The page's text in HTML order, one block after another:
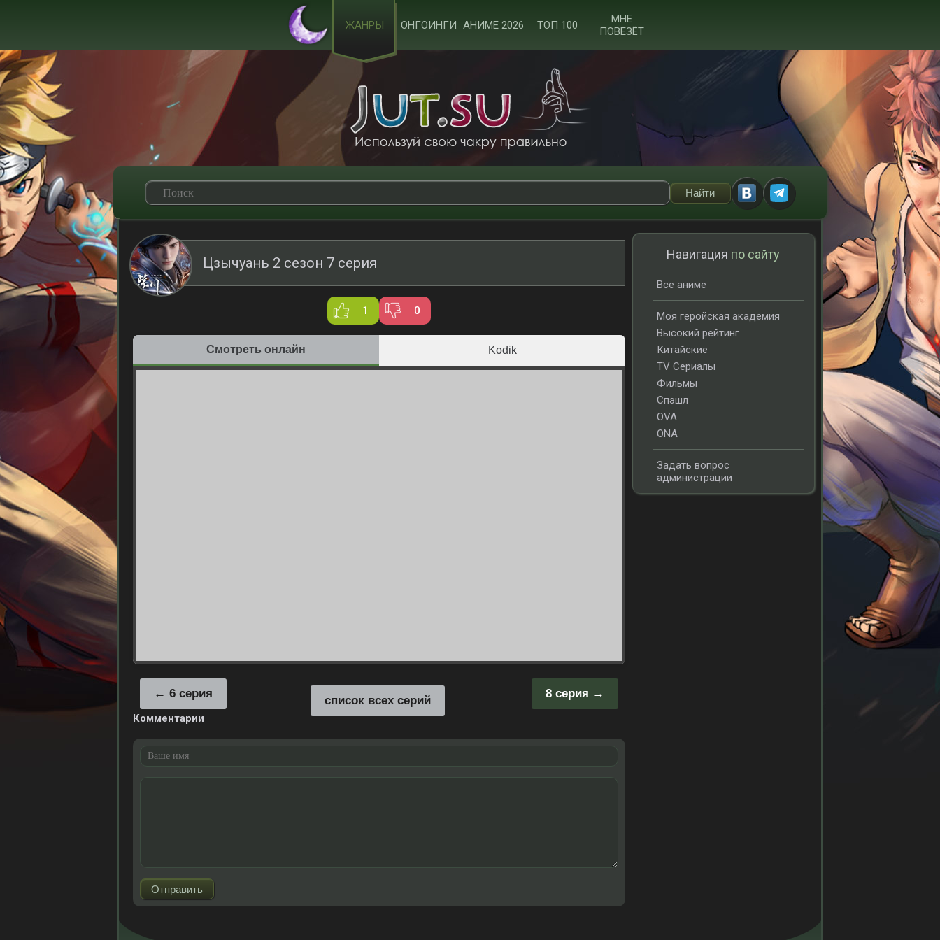
ЖАНРЫ ОНГОИНГИ АНИМЕ 2026 ТОП 100
МНЕ
ПОВЕЗЁТ
Цзычуань 2 сезон 7 серия
1 0
Смотреть онлайн Kodik
8 серия
6 серия
список всех серий
Комментарии
Навигация по сайту
Все аниме
Моя геройская академия
Высокий рейтинг
Китайские
TV Сериалы
Фильмы
Спэшл
OVA
ONA
Задать вопрос
администрации